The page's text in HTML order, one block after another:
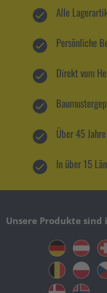
Alle
Persönliche
Direkt vom
Über 45
In über 15
Unsere Produkte